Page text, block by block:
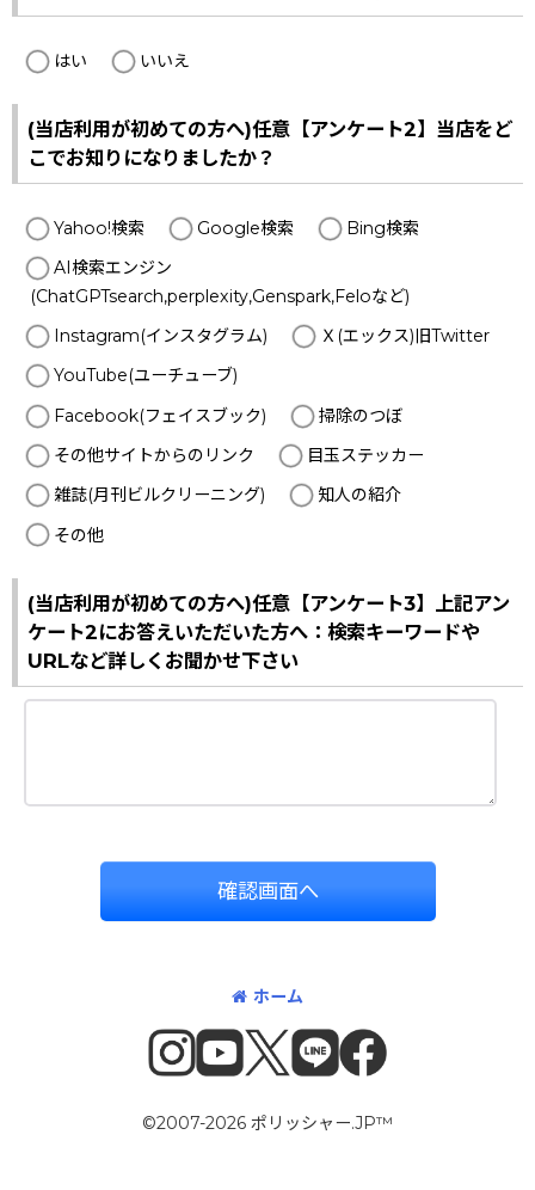
はい いいえ
(当店利用が初めての方へ)任意【アンケート2】当店をど
こでお知りになりましたか？
Yahoo!検索 Google検索
Bing検索
AI検索エンジン
(ChatGPTsearch,perplexity,Genspark,Feloなど)
Instagram(インスタグラム)
Ｘ(エックス)旧Twitter
YouTube(ユーチューブ)
Facebook(フェイスブック)
掃除のつぼ
その他サイトからのリンク
目玉ステッカー
雑誌(月刊ビルクリーニング)
知人の紹介
その他
(当店利用が初めての方へ)任意【アンケート3】上記アン
ケート2にお答えいただいた方へ：検索キーワードや
URLなど詳しくお聞かせ下さい
確認画面へ
ホーム
©2007-2026 ポリッシャー.JP™